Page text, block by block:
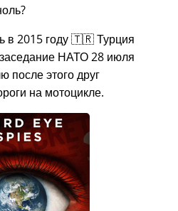
в 2015 году 🇹🇷 Турция
НАТО 28 июля
после этого друг
на мотоцикле.